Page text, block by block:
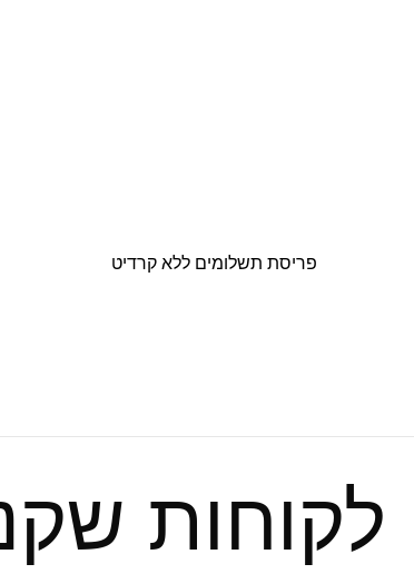
פריסת תשלומים ללא קרדיט
לקוחות